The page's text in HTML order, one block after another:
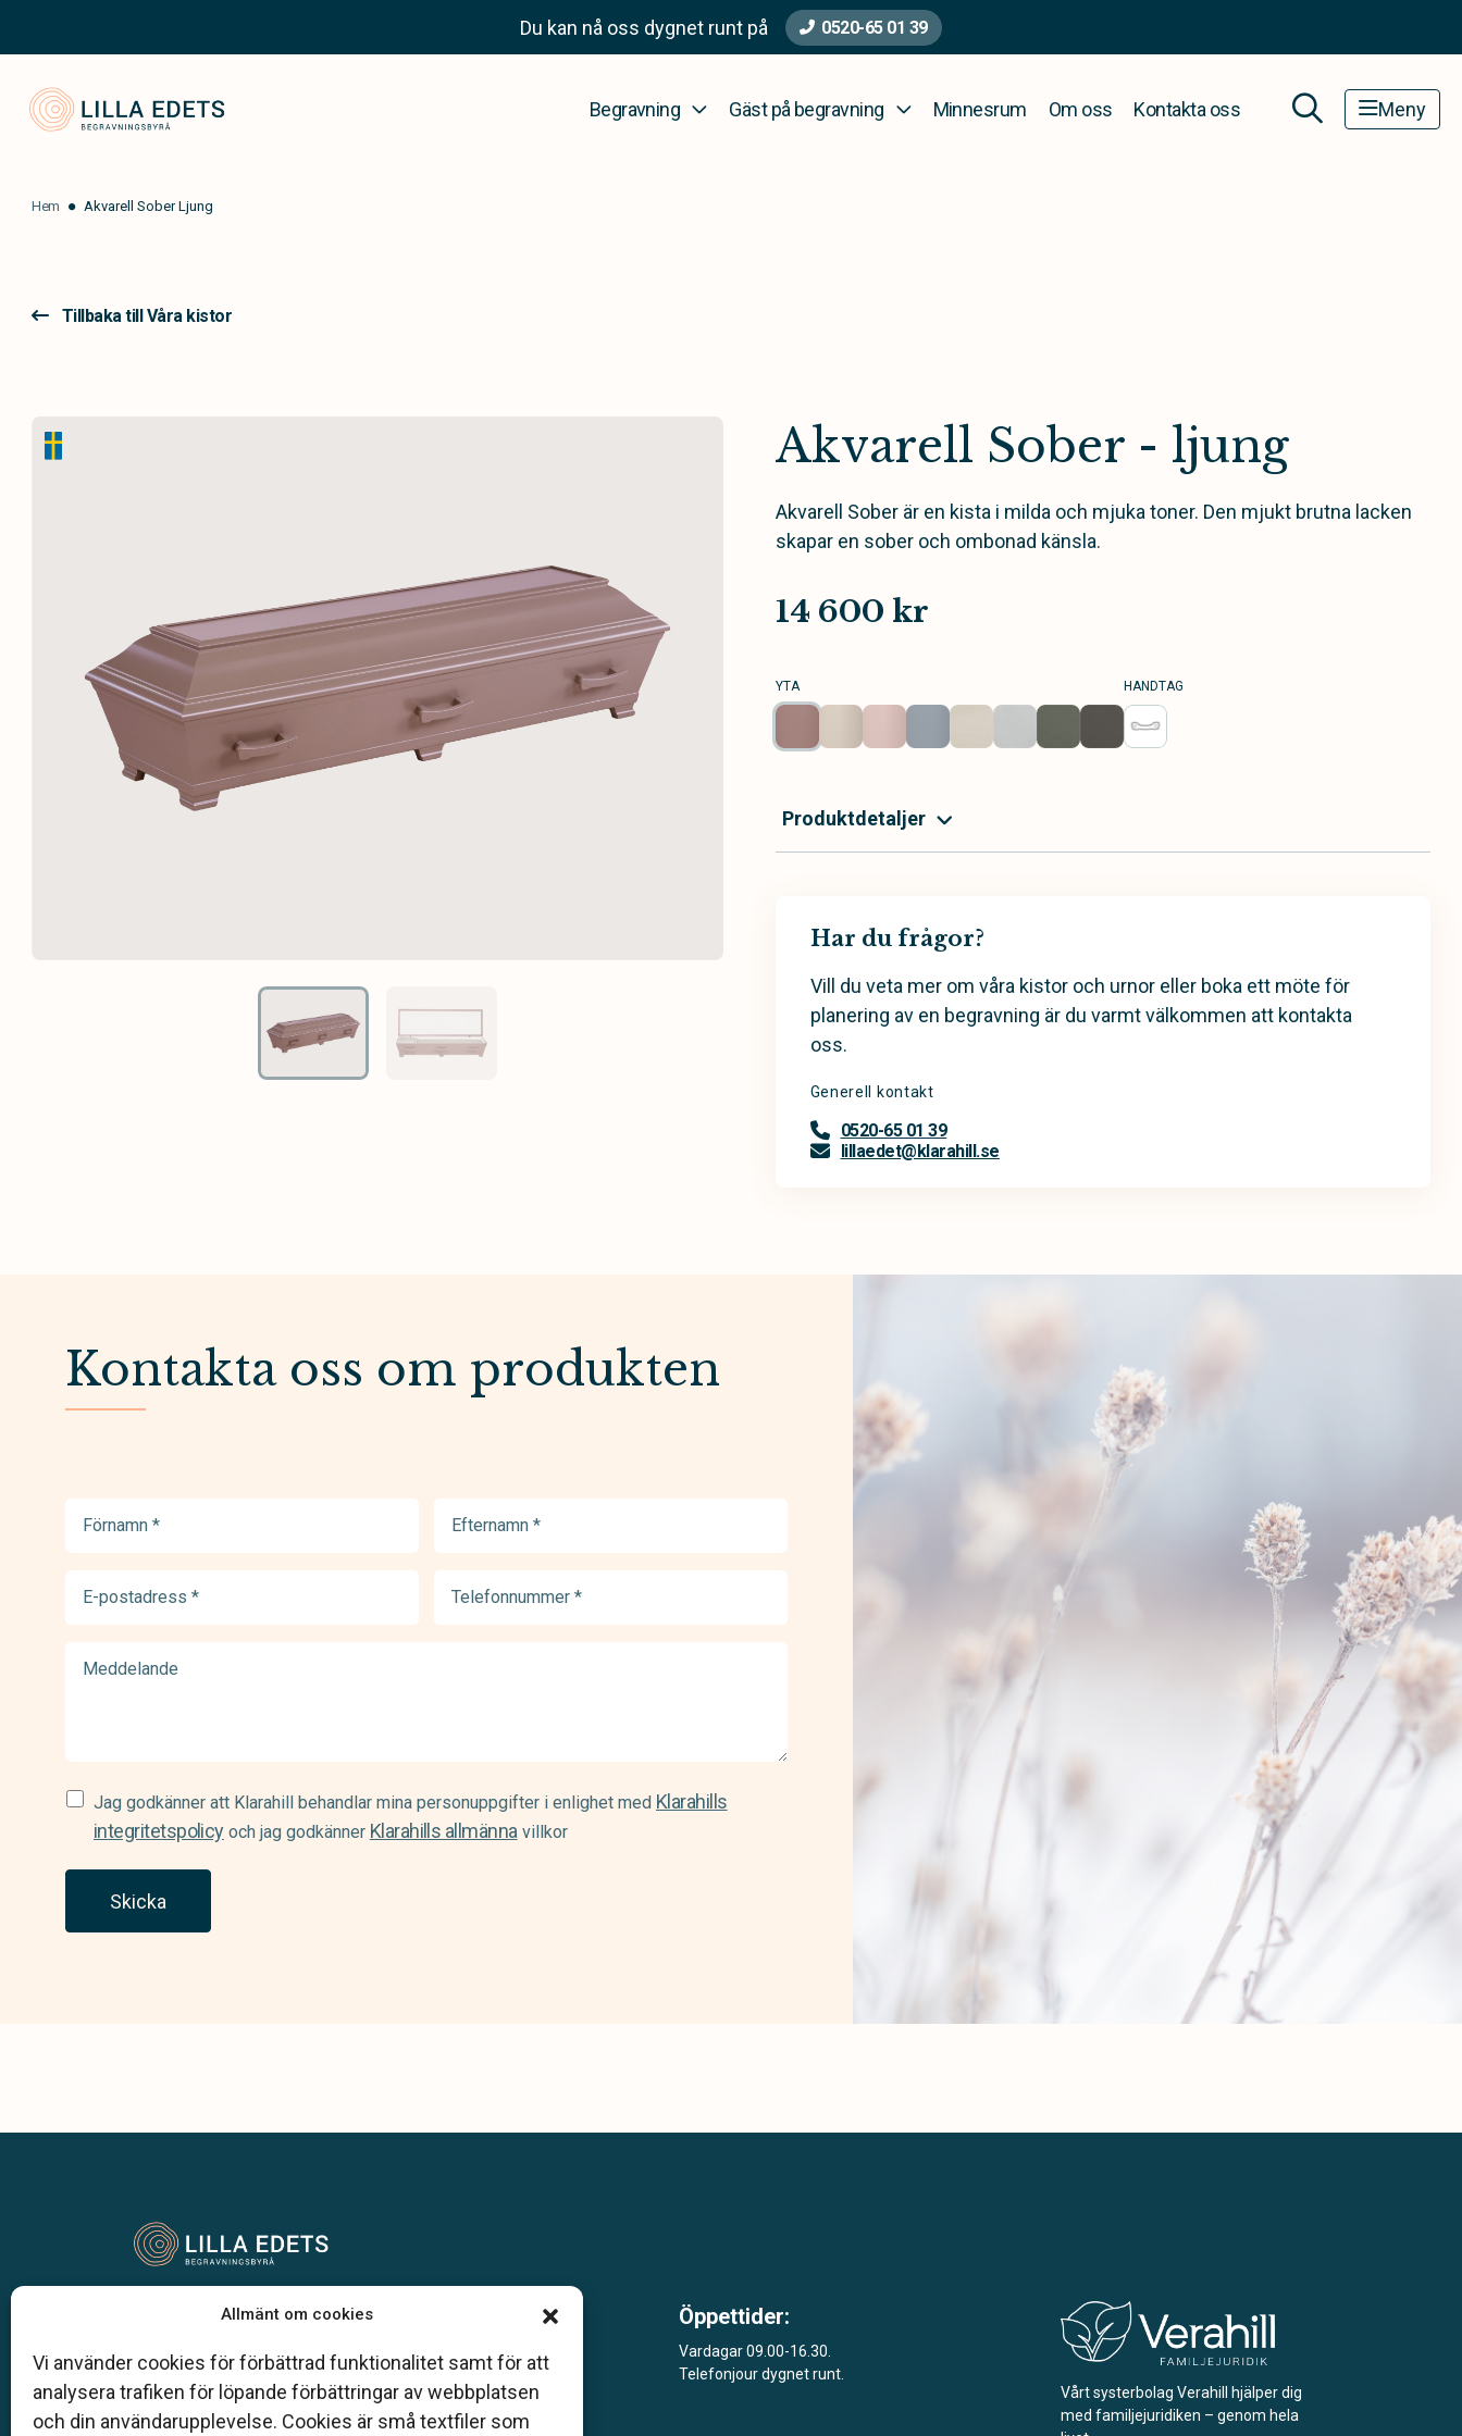
Allmänt om cookies
Vi använder cookies för förbättrad funktionalitet samt för att
analysera trafiken för löpande förbättringar av webbplatsen
och din användarupplevelse. Cookies är små textfiler som
Du kan nå oss dygnet runt på 0520-65 01 39
Begravning Gäst på begravning Minnesrum Om oss Kontakta oss Meny
Hem Akvarell Sober Ljung
Tillbaka till Våra kistor
Akvarell Sober - ljung
Akvarell Sober är en kista i milda och mjuka toner. Den mjukt brutna lacken
skapar en sober och ombonad känsla.
14 600 kr
YTA HANDTAG
Produktdetaljer
Har du frågor?
Vill du veta mer om våra kistor och urnor eller boka ett möte för
planering av en begravning är du varmt välkommen att kontakta
oss.
Generell kontakt
0520-65 01 39
lillaedet@klarahill.se
Kontakta oss om produkten
postadress
Samtycke
(Required)
Jag godkänner att Klarahill behandlar mina personuppgifter i enlighet med Klarahills
integritetspolicyoch jag godkänner Klarahills allmännavillkor
Skicka
Vår begravningsbyrå är en del av Klarahill.
auktoriserade inom Sveriges begravningsbyråers
förbund (SBF). Det personliga är centralt för oss, både
när det gäller bemötande och när vi utformar
skräddarsydda personliga begravningar.
Öppettider:
Vardagar 09.00-16.30.
Telefonjour dygnet runt.
Vårt systerbolag Verahill hjälper dig
med familjejuridiken – genom hela